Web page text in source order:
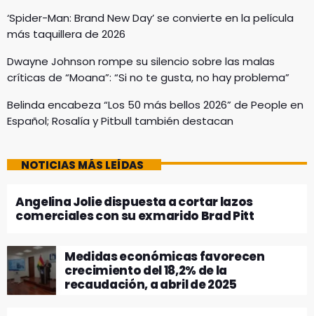
‘Spider-Man: Brand New Day’ se convierte en la película
más taquillera de 2026
Dwayne Johnson rompe su silencio sobre las malas
críticas de “Moana”: “Si no te gusta, no hay problema”
Belinda encabeza “Los 50 más bellos 2026” de People en
Español; Rosalía y Pitbull también destacan
NOTICIAS MÁS LEÍDAS
Angelina Jolie dispuesta a cortar lazos
comerciales con su exmarido Brad Pitt
Medidas económicas favorecen
crecimiento del 18,2% de la
recaudación, a abril de 2025